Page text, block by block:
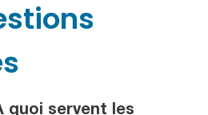
quoi servent les